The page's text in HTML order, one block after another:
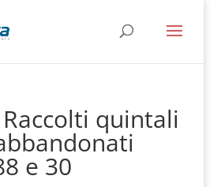
quintali
e 30